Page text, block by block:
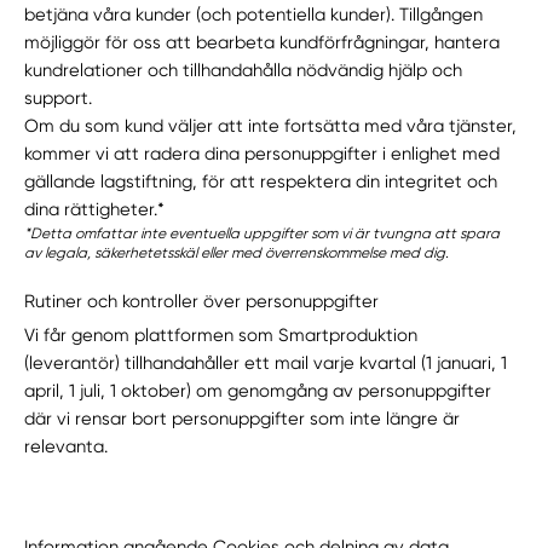
betjäna våra kunder (och potentiella kunder). Tillgången
möjliggör för oss att bearbeta kundförfrågningar, hantera
kundrelationer och tillhandahålla nödvändig hjälp och
support.
Om du som kund väljer att inte fortsätta med våra tjänster,
kommer vi att radera dina personuppgifter i enlighet med
gällande lagstiftning, för att respektera din integritet och
dina rättigheter.*
*Detta omfattar inte eventuella uppgifter som vi är tvungna att spara
av legala, säkerhetetsskäl eller med överrenskommelse med dig.
Rutiner och kontroller över personuppgifter
Vi får genom plattformen som Smartproduktion
(leverantör) tillhandahåller ett mail varje kvartal (1 januari, 1
april, 1 juli, 1 oktober) om genomgång av personuppgifter
där vi rensar bort personuppgifter som inte längre är
relevanta.